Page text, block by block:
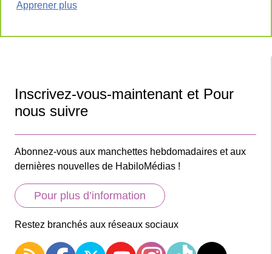
Apprener plus
Inscrivez-vous-maintenant et Pour
nous suivre
Abonnez-vous aux manchettes hebdomadaires et aux
dernières nouvelles de HabiloMédias !
Pour plus d’information
Restez branchés aux réseaux sociaux